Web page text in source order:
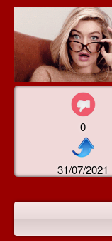
0
31/07/2021